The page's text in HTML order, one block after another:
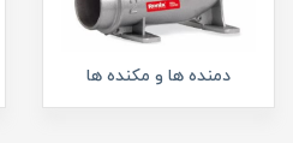
دمنده ها و مکنده ها